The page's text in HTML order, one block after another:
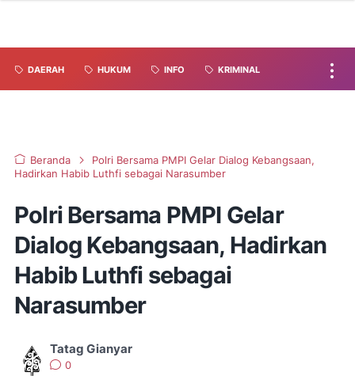
DAERAH HUKUM INFO KRIMINAL
Beranda
Polri Bersama PMPI Gelar Dialog Kebangsaan,
Hadirkan Habib Luthfi sebagai Narasumber
Polri Bersama PMPI Gelar
Dialog Kebangsaan, Hadirkan
Habib Luthfi sebagai
Narasumber
Tatag Gianyar
0